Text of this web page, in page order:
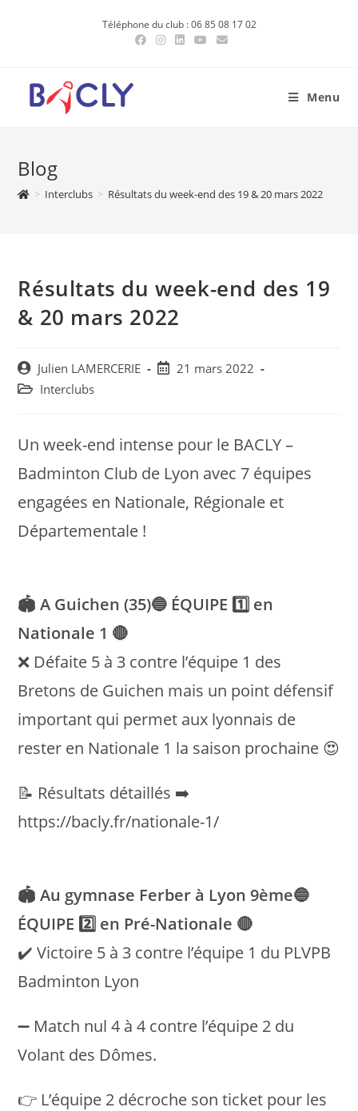
Téléphone du club : 06 85 08 17 02
Menu
Blog
> Interclubs > Résultats du week-end des 19 & 20 mars 2022
Résultats du week-end des 19
& 20 mars 2022
Post
author:
Julien LAMERCERIE
Post21 mars 2022
Post Interclubs
Un week-end intense pour le BACLY –
Badminton Club de Lyon avec 7 équipes
engagées en Nationale, Régionale et
Départementale !
🏟 A Guichen (35)🔵 ÉQUIPE 1️⃣ en
Nationale 1 🔴
❌ Défaite 5 à 3 contre l’équipe 1 des
Bretons de Guichen mais un point défensif
important qui permet aux lyonnais de
rester en Nationale 1 la saison prochaine 😍
📝 Résultats détaillés ➡️
https://bacly.fr/nationale-1/
🏟 Au gymnase Ferber à Lyon 9ème🔵
ÉQUIPE 2️⃣ en Pré-Nationale 🔴
✔️ Victoire 5 à 3 contre l’équipe 1 du PLVPB
Badminton Lyon
➖ Match nul 4 à 4 contre l’équipe 2 du
Volant des Dômes.
👉 L’équipe 2 décroche son ticket pour les